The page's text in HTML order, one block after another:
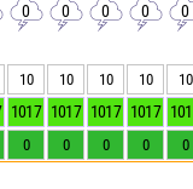
0 0 0 0 0
10 10 10 10 10
1017 1017 1017 1017
0 0 0 0 0